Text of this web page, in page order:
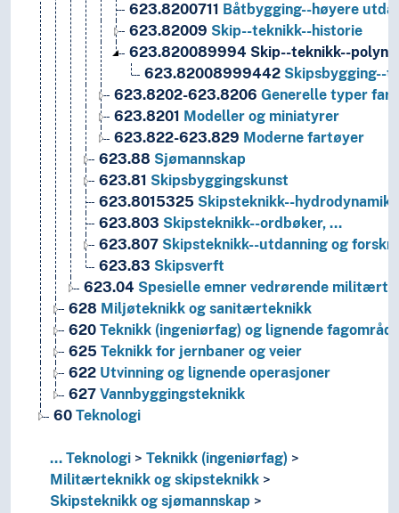
623.8200711 Båtbygging--høyere
623.82009 Skip--teknikk--historie
623.820089994 Skip--teknikk--
623.82008999442 Skipsbygging--
623.8202-623.8206 Generelle typer
623.8201 Modeller og miniatyrer
623.822-623.829 Moderne fartøyer
623.88 Sjømannskap
623.81 Skipsbyggingskunst
623.8015325 Skipsteknikk--hydrodynamikk
623.803 Skipsteknikk--ordbøker, …
623.807 Skipsteknikk--utdanning og
623.83 Skipsverft
623.04 Spesielle emner vedrørende
628 Miljøteknikk og sanitærteknikk
620 Teknikk (ingeniørfag) og lignende
625 Teknikk for jernbaner og veier
622 Utvinning og lignende operasjoner
627 Vannbyggingsteknikk
60 Teknologi
... Teknologi
Teknikk (ingeniørfag)
Militærteknikk og skipsteknikk
Skipsteknikk og sjømannskap